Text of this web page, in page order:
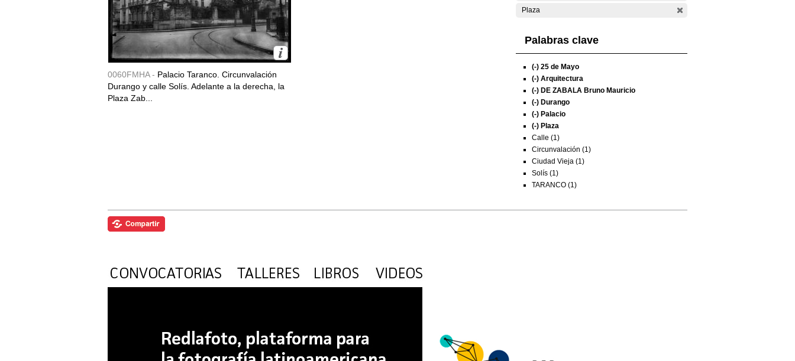
0060FMHA - Palacio Taranco. Circunvalación
Durango y calle Solís. Adelante a la derecha, la
Plaza Zab...
Plaza
Palabras clave
(-) 25 de Mayo
(-) Arquitectura
(-) DE ZABALA Bruno Mauricio
(-) Durango
(-) Palacio
(-) Plaza
Calle (1)
Circunvalación (1)
Ciudad Vieja (1)
Solís (1)
TARANCO (1)